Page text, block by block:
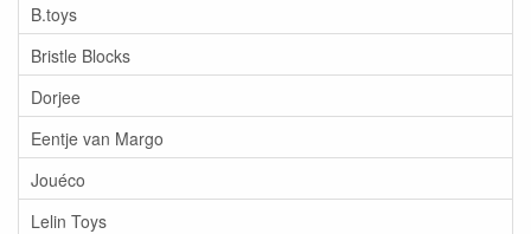
B.toys
Bristle Blocks
Dorjee
Eentje van Margo
Jouéco
Lelin Toys